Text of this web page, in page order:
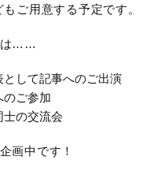
もご用意する予定です。
は……
として記事へのご出演
のご参加
士の交流会
画中です！